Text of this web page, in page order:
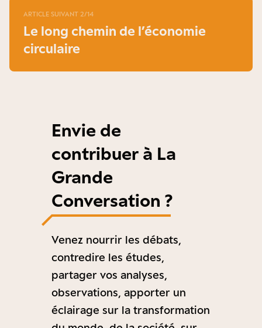
ARTICLE SUIVANT 2/14
Le long chemin de l’économie
circulaire
Envie de
contribuer à La
Grande
Conversation ?
Venez nourrir les débats,
contredire les études,
partager vos analyses,
observations, apporter un
éclairage sur la transformation